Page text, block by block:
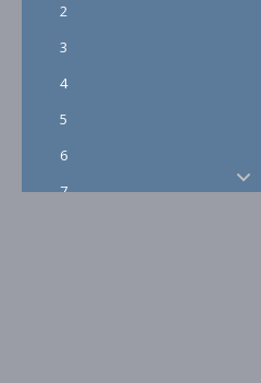
2
3
4
5
6
7